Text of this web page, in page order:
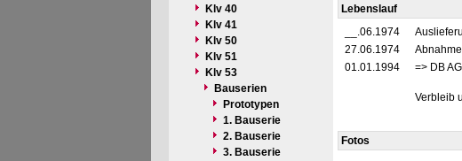
Klv 40
Klv 41
Klv 50
Klv 51
Klv 53
Bauserien
Prototypen
1. Bauserie
2. Bauserie
3. Bauserie
Lebenslauf
__.06.1974
27.06.1974
Abnahme
01.01.1994
=> DB
Verbleib
Fotos